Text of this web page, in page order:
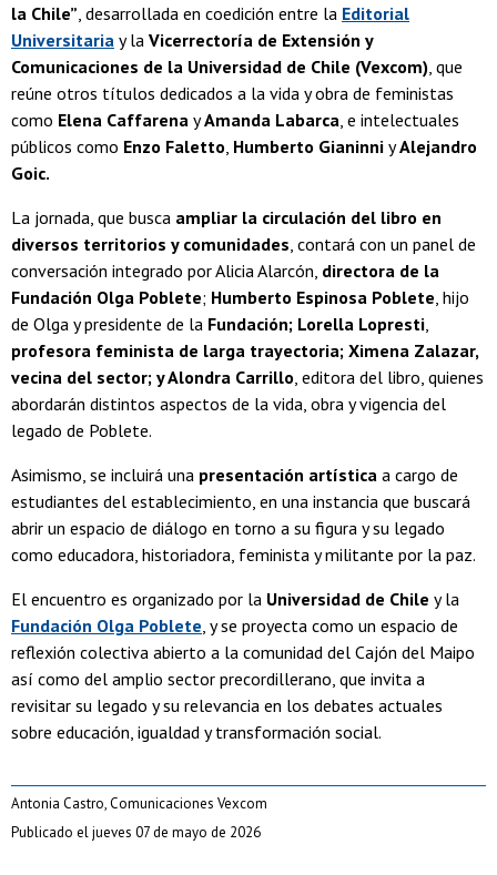
la Chile”, desarrollada en coedición entre la Editorial
Universitaria y la Vicerrectoría de Extensión y
Comunicaciones de la Universidad de Chile (Vexcom), que
reúne otros títulos dedicados a la vida y obra de feministas
como Elena Caffarena yAmanda Labarca, e intelectuales
públicos como Enzo Faletto, Humberto Gianinni yAlejandro
Goic.
La jornada, que busca ampliar la circulación del libro en
diversos territorios y comunidades, contará con un panel de
conversación integrado por Alicia Alarcón, directora de la
Fundación Olga Poblete; Humberto Espinosa Poblete, hijo
de Olga y presidente de la Fundación; Lorella Lopresti,
profesora feminista de larga trayectoria; Ximena Zalazar,
vecina del sector; y Alondra Carrillo, editora del libro, quienes
abordarán distintos aspectos de la vida, obra y vigencia del
legado de Poblete.
Asimismo, se incluirá una presentación artística a cargo de
estudiantes del establecimiento, en una instancia que buscará
abrir un espacio de diálogo en torno a su figura y su legado
como educadora, historiadora, feminista y militante por la paz.
El encuentro es organizado por la Universidad de Chile y la
Fundación Olga Poblete, y se proyecta como un espacio de
reflexión colectiva abierto a la comunidad del Cajón del Maipo
así como del amplio sector precordillerano, que invita a
revisitar su legado y su relevancia en los debates actuales
sobre educación, igualdad y transformación social.
Antonia Castro, Comunicaciones Vexcom
Publicado el jueves 07 de mayo de 2026